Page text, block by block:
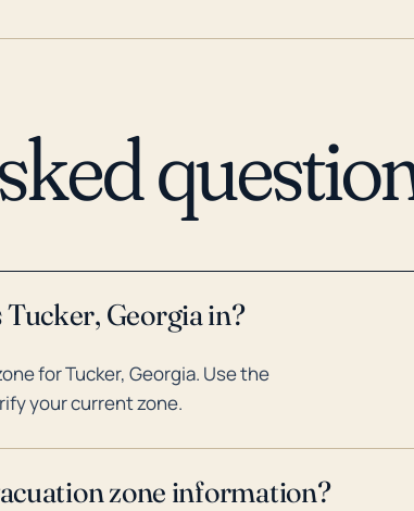
Georgia in?
for Tucker, Georgia. Use the
your current zone.
zone information?